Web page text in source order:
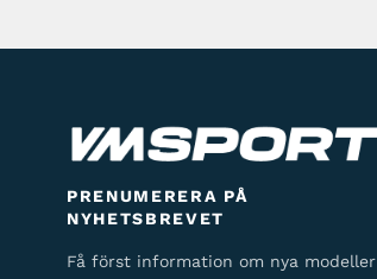
PRENUMERERA PÅ
NYHETSBREVET
Få först information om nya modeller